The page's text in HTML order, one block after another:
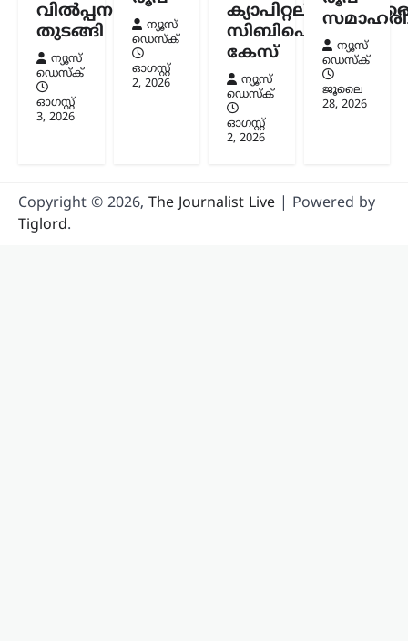
വിൽപ്പന
തുടങ്ങി
ന്യൂസ്
ഡെസ്ക്
ഓഗസ്റ്റ്‌
3, 2026
ന്യൂസ്
ഡെസ്ക്
ഓഗസ്റ്റ്‌
2, 2026
സിബിഐ
കേസ്
ന്യൂസ്
ഡെസ്ക്
ഓഗസ്റ്റ്‌
2, 2026
ന്യൂസ്
ഡെസ്ക്
ജൂലൈ
28, 2026
Copyright © 2026, The Journalist Live | Powered by
Tiglord.